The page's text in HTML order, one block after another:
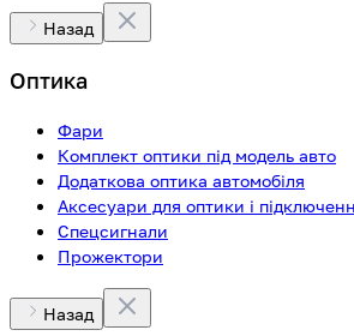
Назад
Оптика
Фари
Комплект оптики під модель авто
Додаткова оптика автомобіля
Аксесуари для оптики і
Спецсигнали
Прожектори
Назад